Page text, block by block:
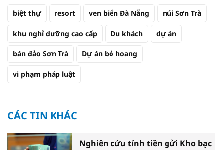
biệt thự resort ven biển Đà Nẵng núi Sơn Trà
khu nghỉ dưỡng cao cấp Du khách dự án
bán đảo Sơn Trà Dự án bỏ hoang
vi phạm pháp luật
CÁC TIN KHÁC
Nghiên cứu tính tiền gửi Kho bạc